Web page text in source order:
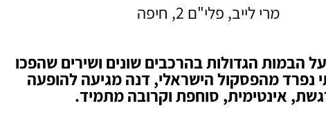
מרי לייב, פלי"ם 2, חיפה
הבמות הגדולות בהרכבים שונים ושירים שהפכו
נפרד מהפסקול הישראלי, דנה מגיעה להופעה
אינטימית, סוחפת וקרובה מתמיד.